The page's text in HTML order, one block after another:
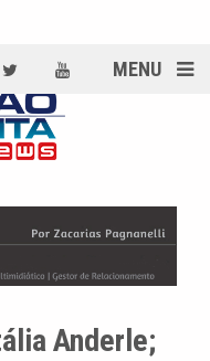
MENU
Anderle;